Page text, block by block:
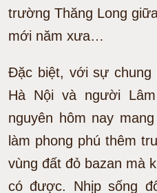
trường Thăng Long
mới năm xưa…
Đặc biệt, với sự
Hà Nội và người
nguyên hôm nay
làm phong phú thêm
vùng đất đỏ bazan mà
có được. Nhịp sống